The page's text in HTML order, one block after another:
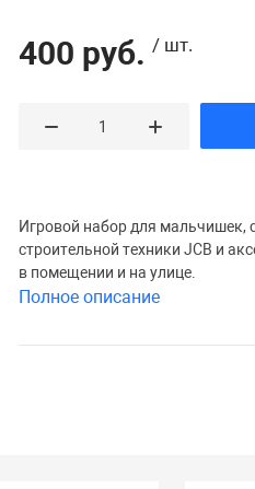
400 руб. / шт.
Игровой набор для мальчишек,
строительной техники JCB и
в помещении и на улице.
Полное описание